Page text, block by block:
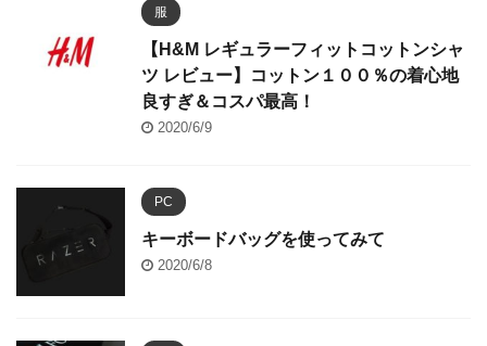
服
【H&M レギュラーフィットコットンシャ
ツ レビュー】コットン１００％の着心地
良すぎ＆コスパ最高！
2020/6/9
PC
キーボードバッグを使ってみて
2020/6/8